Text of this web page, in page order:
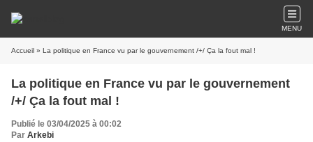
MENU
Accueil » La politique en France vu par le gouvernement /+/ Ça la fout mal !
La politique en France vu par le gouvernement
/+/ Ça la fout mal !
Publié le 03/04/2025 à 00:02
Par Arkebi